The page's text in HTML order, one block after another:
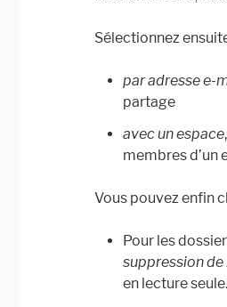
Sélectionnez
par adresse e-
partage
avec un espace
membres d’un
Vous pouvez enfin
Pour les
suppression de
en lecture seule.